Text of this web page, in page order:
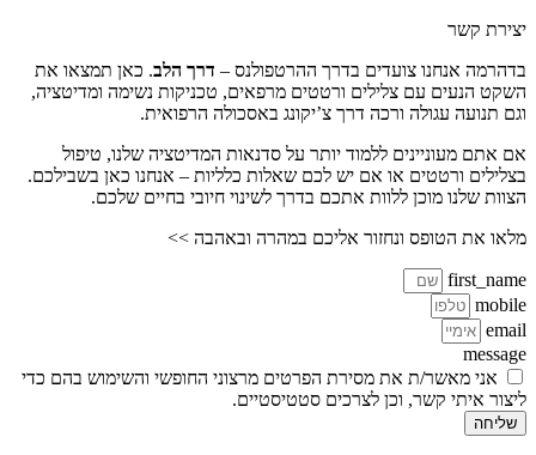
יצירת קשר
בדהרמה אנחנו צועדים בדרך ההרטפולנס – דרך הלב. כאן תמצאו את
השקט הנעים עם צלילים ורטטים מרפאים, טכניקות נשימה ומדיטציה,
וגם תנועה עגולה ורכה דרך צ’יקונג באסכולה הרפואית.
אם אתם מעוניינים ללמוד יותר על סדנאות המדיטציה שלנו, טיפול
בצלילים ורטטים או אם יש לכם שאלות כלליות – אנחנו כאן בשבילכם.
הצוות שלנו מוכן ללוות אתכם בדרך לשינוי חיובי בחיים שלכם.
מלאו את הטופס ונחזור אליכם במהרה ובאהבה >>
first_name
mobile
email
message
אני מאשר/ת את מסירת הפרטים מרצוני החופשי והשימוש בהם כדי
ליצור איתי קשר, וכן לצרכים סטטיסטיים.
שליחה